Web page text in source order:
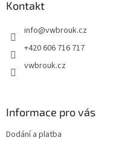
Kontakt
info@vwbrouk.cz
+420 606 716 717
vwbrouk.cz
Informace pro vás
Dodání a platba